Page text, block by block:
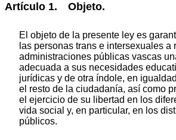
Artículo 1. Objeto.
El objeto de la presente ley es
las personas trans e intersexuales a
administraciones públicas vascas
adecuada a sus necesidades
jurídicas y de otra índole, en
el resto de la ciudadanía, así como
el ejercicio de su libertad en los
vida social y, en particular, en los
públicos.